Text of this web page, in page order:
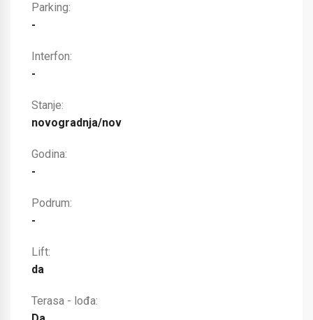
Parking:
-
Interfon:
-
Stanje:
novogradnja/nov
Godina:
-
Podrum:
-
Lift:
da
Terasa - lođa: